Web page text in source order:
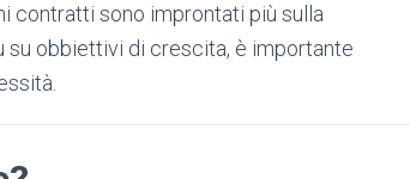
contratti sono improntati più sulla
obbiettivi di crescita, è importante